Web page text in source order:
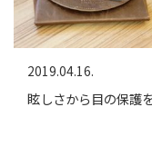
2019.04.16.
眩しさから目の保護